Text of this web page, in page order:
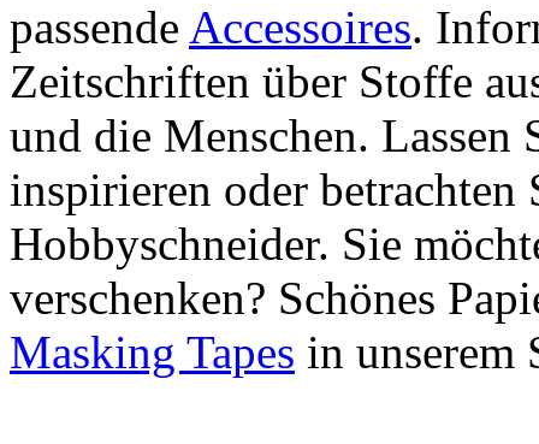
passende Accessoires.
Zeitschriften über Stoffe
und die Menschen.
inspirieren oder betrachten
Hobbyschneider. Sie
verschenken? Schönes
Masking Tapes in unserem